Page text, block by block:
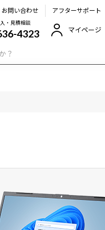
お問い合わせ アフターサポート
・見積相談
4323 マイページ